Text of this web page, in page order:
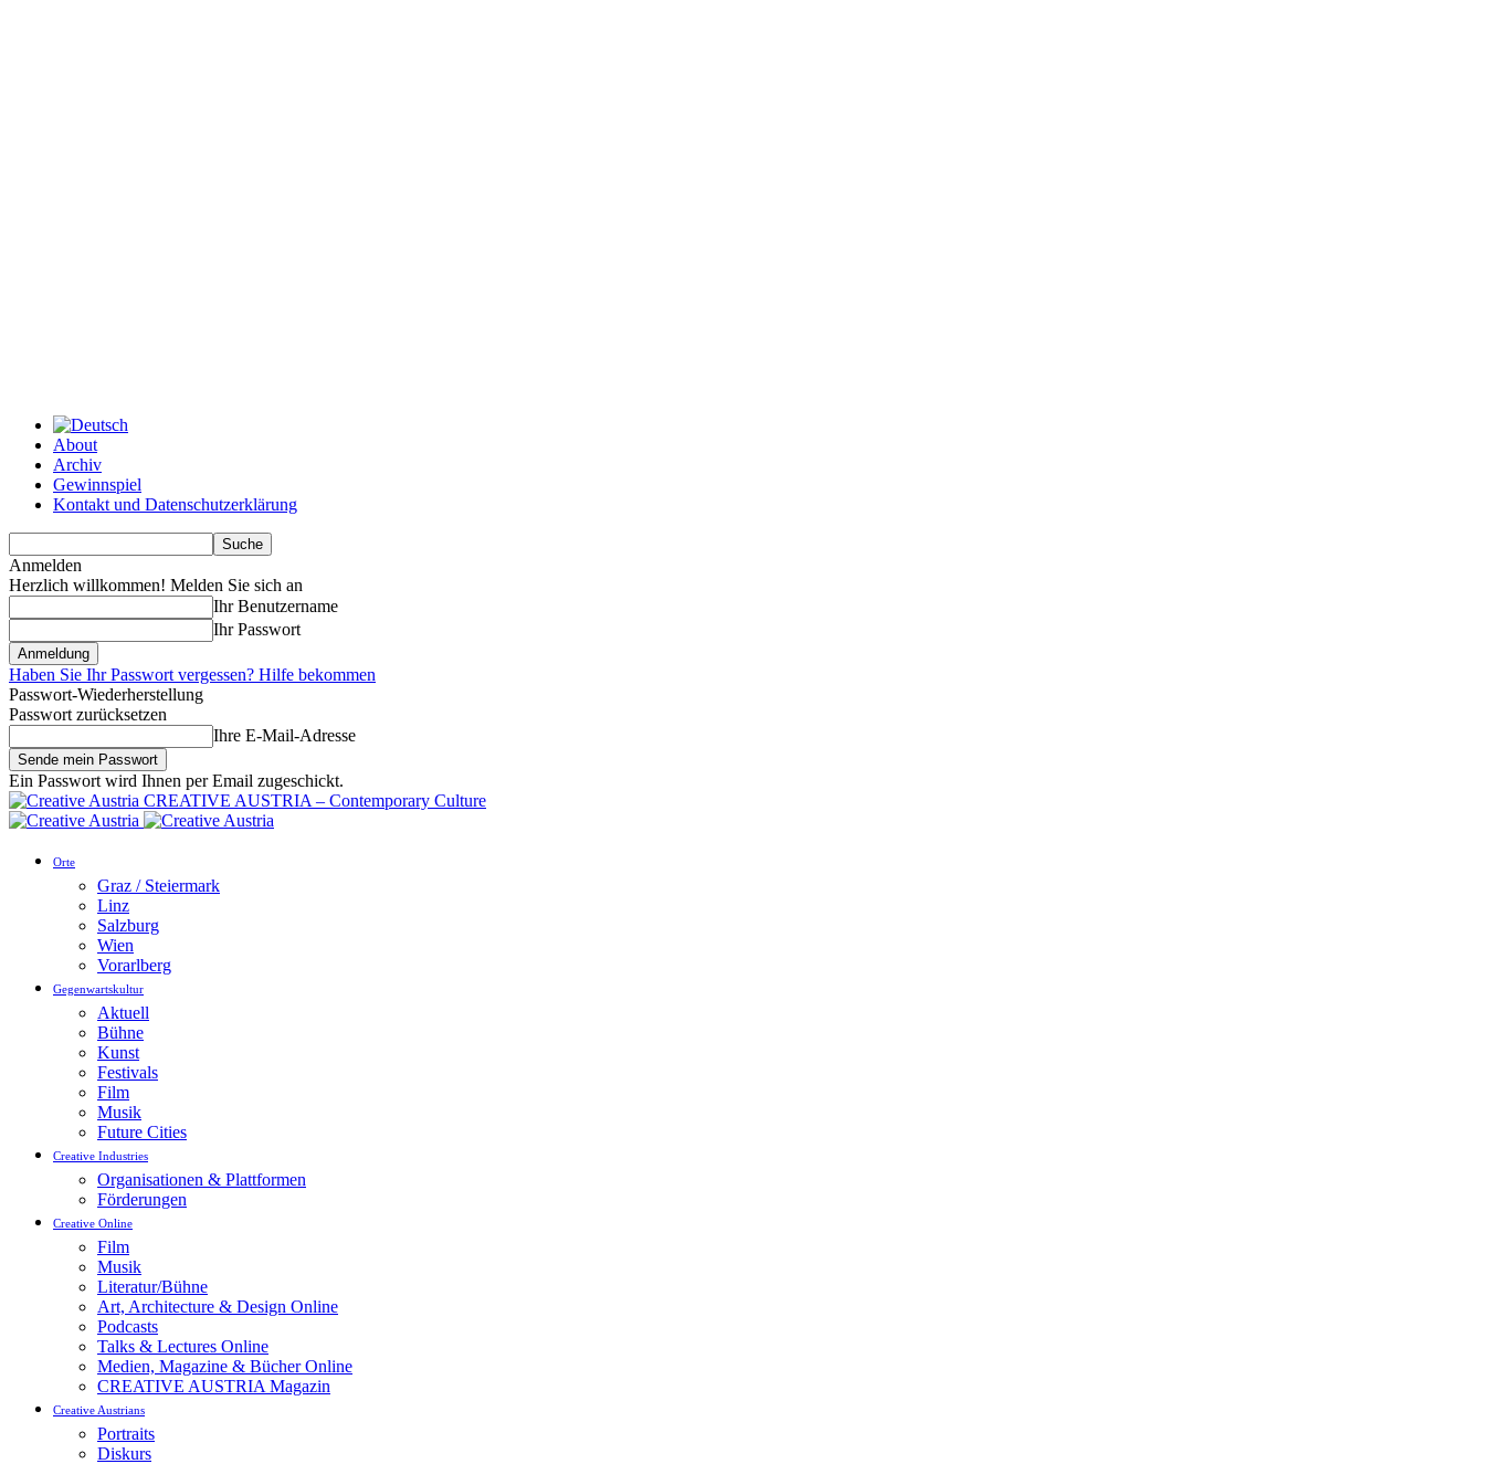
About
Archiv
Gewinnspiel
Kontakt und Datenschutzerklärung
Anmelden
Herzlich willkommen! Melden Sie sich an
Ihr Benutzername
Ihr Passwort
Haben Sie Ihr Passwort vergessen? Hilfe bekommen
Passwort-Wiederherstellung
Passwort zurücksetzen
Ihre E-Mail-Adresse
Ein Passwort wird Ihnen per Email zugeschickt.
CREATIVE AUSTRIA – Contemporary Culture
Orte
Graz / Steiermark
Linz
Salzburg
Wien
Vorarlberg
Gegenwartskultur
Aktuell
Bühne
Kunst
Festivals
Film
Musik
Future Cities
Creative Industries
Organisationen & Plattformen
Förderungen
Creative Online
Film
Musik
Literatur/Bühne
Art, Architecture & Design Online
Podcasts
Talks & Lectures Online
Medien, Magazine & Bücher Online
CREATIVE AUSTRIA Magazin
Creative Austrians
Portraits
Diskurs